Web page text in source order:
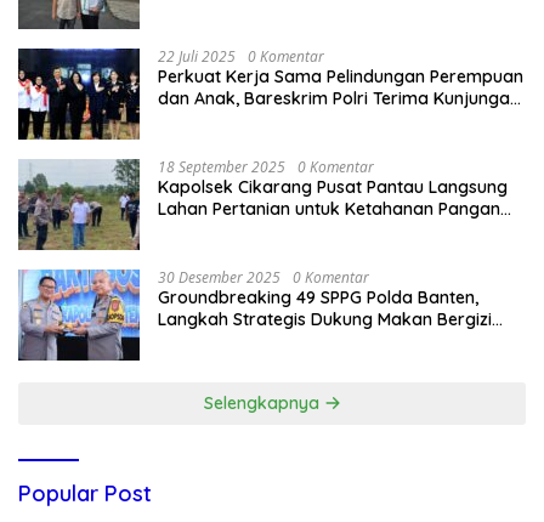
22 Juli 2025 0 Komentar
Perkuat Kerja Sama Pelindungan Perempuan
dan Anak, Bareskrim Polri Terima Kunjungan
18 September 2025 0 Komentar
Kapolsek Cikarang Pusat Pantau Langsung
Lahan Pertanian untuk Ketahanan Pangan
30 Desember 2025 0 Komentar
Groundbreaking 49 SPPG Polda Banten,
Langkah Strategis Dukung Makan Bergizi
Selengkapnya
Popular Post